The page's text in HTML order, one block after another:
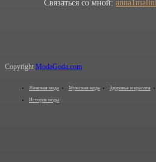
Связаться со мной:
Copyright ModaGoda.com
Женская мода Мужская мода Здоровье и красота
История моды